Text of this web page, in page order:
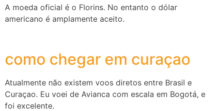
A moeda oficial é o Florins. No entanto o dólar
americano é amplamente aceito.
como chegar em curaçao
Atualmente não existem voos diretos entre Brasil e
Curaçao. Eu voei de Avianca com escala em Bogotá, e
foi excelente.